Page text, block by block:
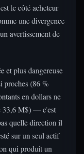
le côté acheteur
une divergence
avertissement de
et plus dangereuse
proches (86 %
en dollars ne
33,6 M$) — c'est
quelle direction il
sur un seul actif
qui produit un